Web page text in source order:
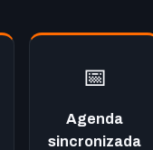
📅
Agenda
sincronizada